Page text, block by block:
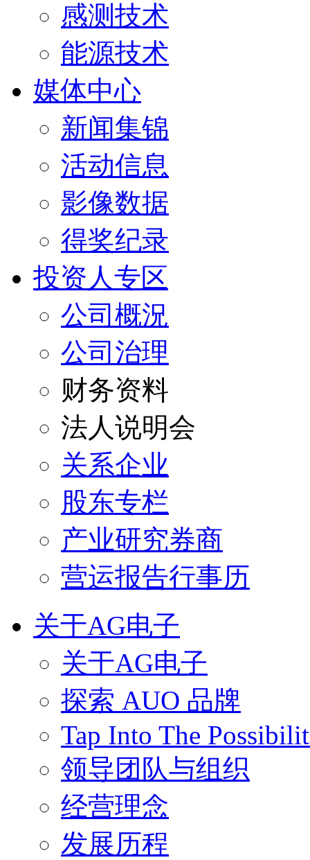
感测技术
能源技术
媒体中心
新闻集锦
活动信息
影像数据
得奖纪录
投资人专区
公司概況
公司治理
财务资料
法人说明会
关系企业
股东专栏
产业研究券商
营运报告行事历
关于AG电子
关于AG电子
探索 AUO 品牌
Tap Into The
领导团队与组织
经营理念
发展历程